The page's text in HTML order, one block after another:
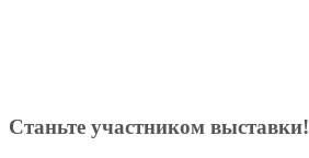
Станьте участником выставки!